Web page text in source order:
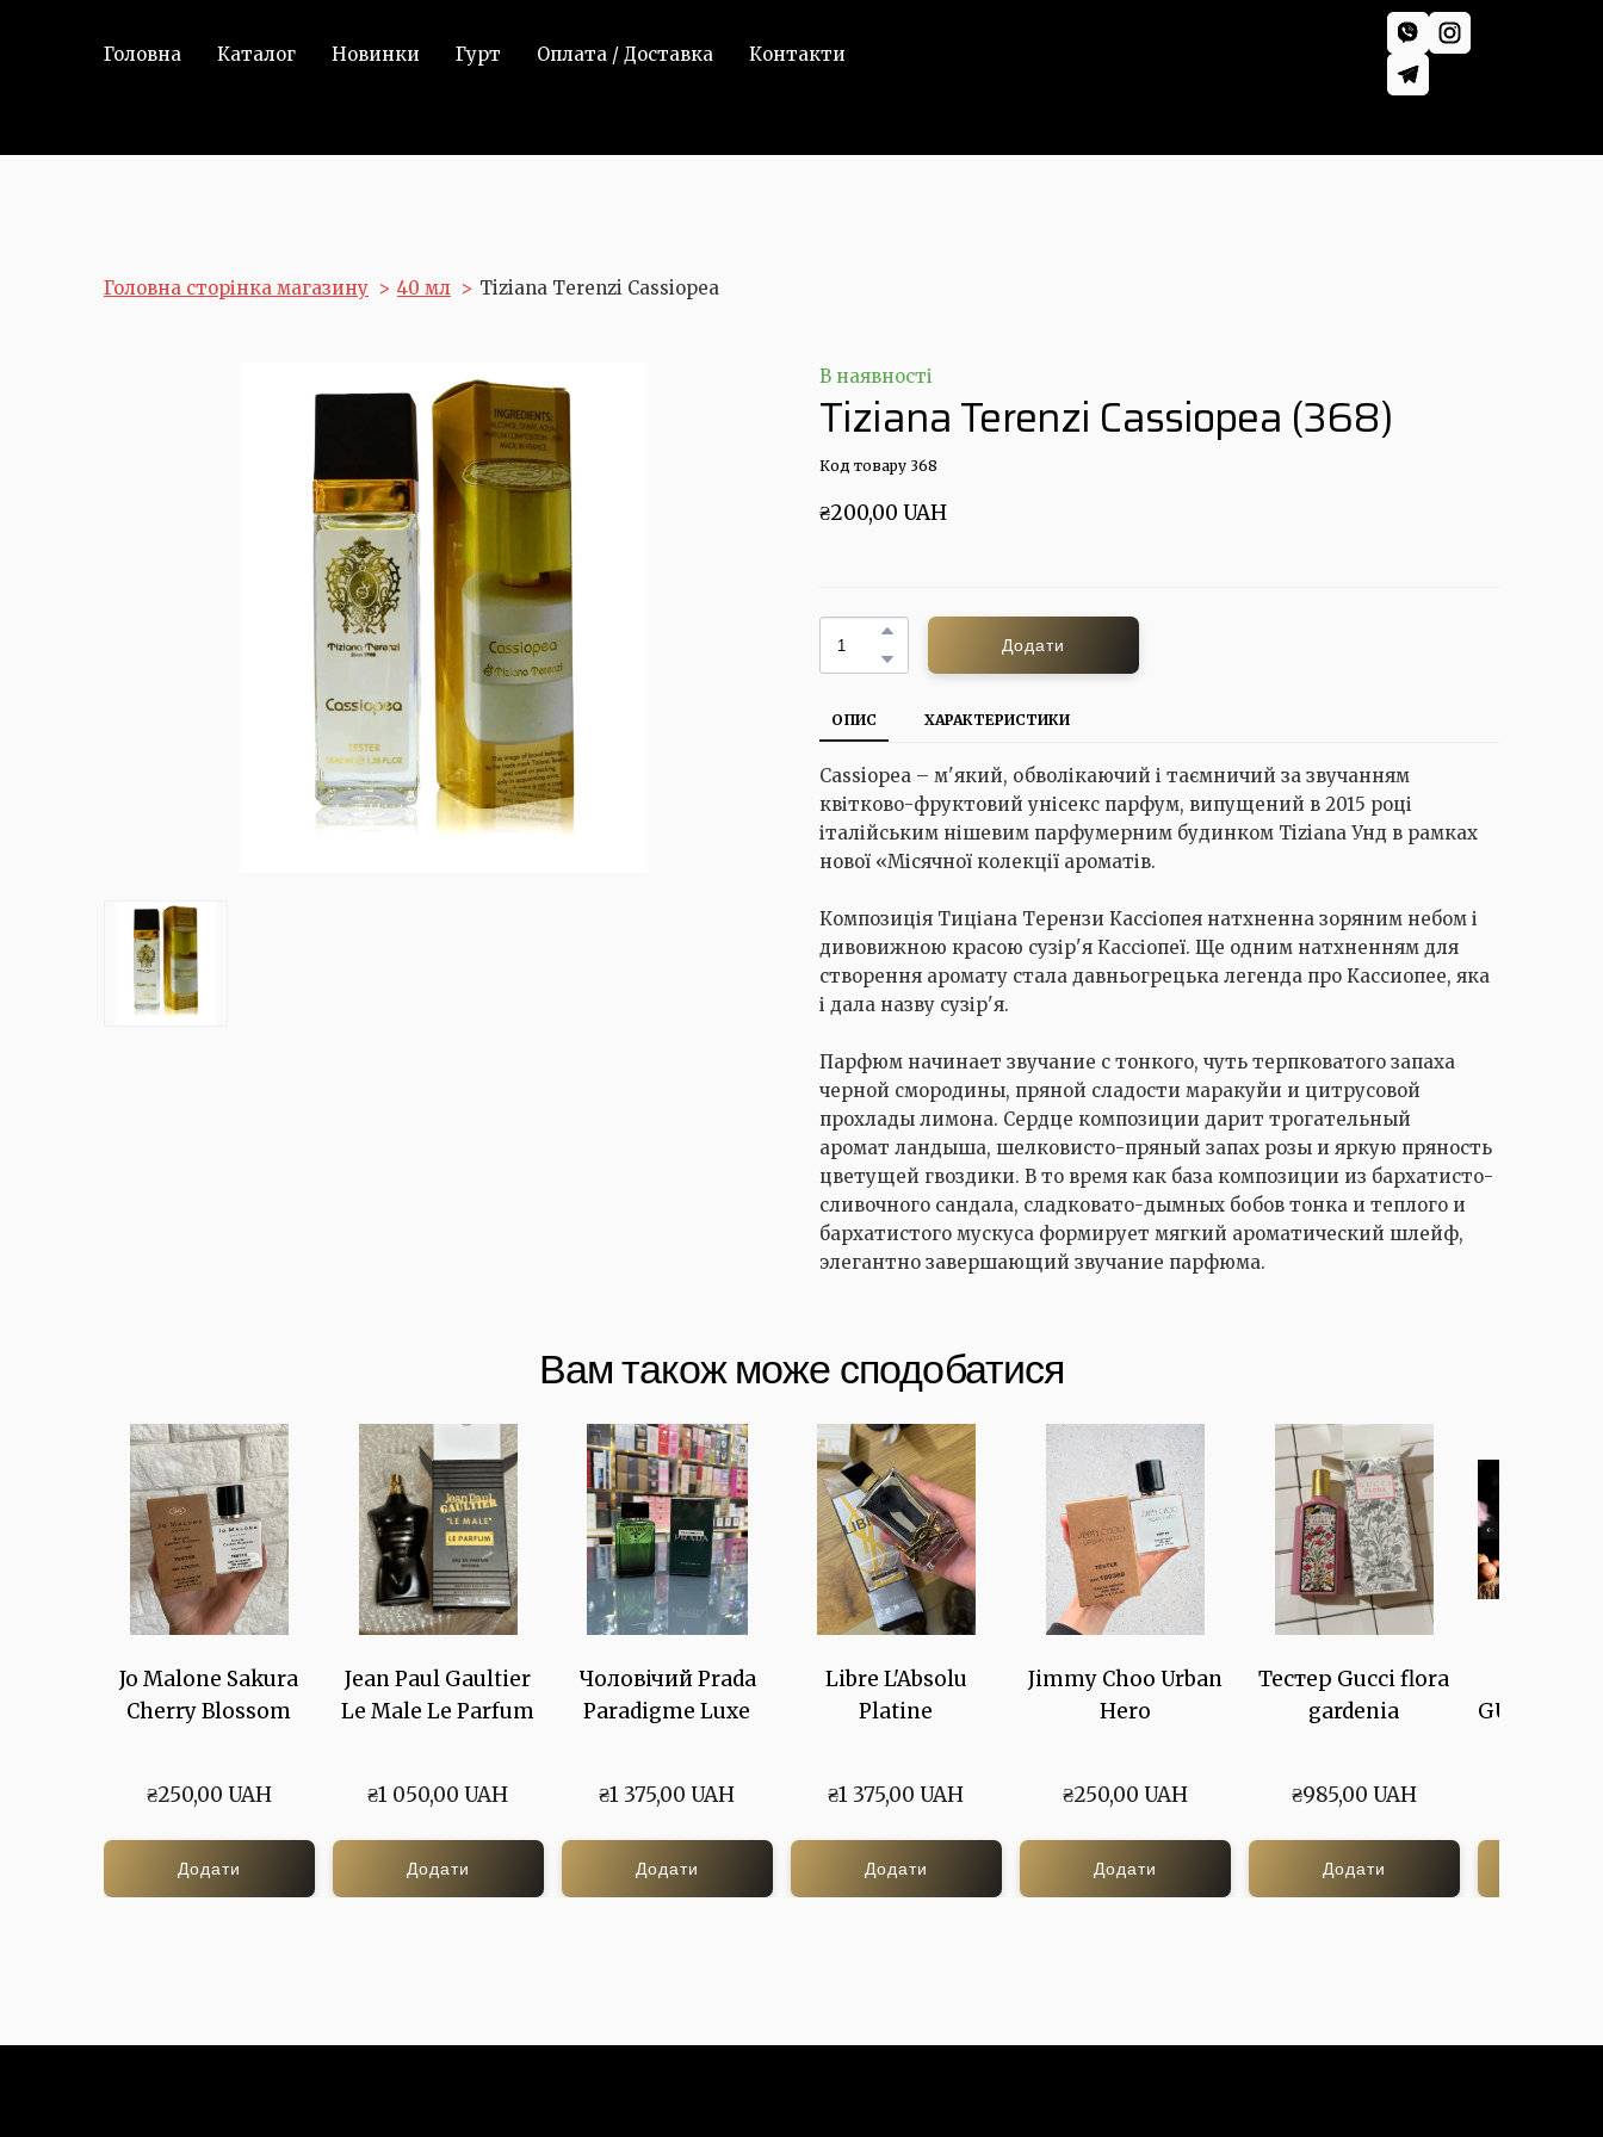
Головна Каталог Новинки Гурт Оплата / Доставка Контакти
Головна сторінка магазину 40 мл Tiziana Terenzi Cassiopea
В наявності
Tiziana Terenzi Cassiopea (368)
Код товару 368
₴200,00 UAH
Додати
ОПИС ХАРАКТЕРИСТИКИ
Cassiopea – м'який, обволікаючий і таємничий за звучанням
квітково-фруктовий унісекс парфум, випущений в 2015 році
італійським нішевим парфумерним будинком Tiziana Унд в рамках
нової «Місячної колекції ароматів.
Композиція Тиціана Терензи Кассіопея натхненна зоряним небом і
дивовижною красою сузір'я Кассіопеї. Ще одним натхненням для
створення аромату стала давньогрецька легенда про Кассиопее, яка
і дала назву сузір'я.
Парфюм начинает звучание с тонкого, чуть терпковатого запаха
черной смородины, пряной сладости маракуйи и цитрусовой
прохлады лимона. Сердце композиции дарит трогательный
аромат ландыша, шелковисто-пряный запах розы и яркую пряность
цветущей гвоздики. В то время как база композиции из бархатисто-
сливочного сандала, сладковато-дымных бобов тонка и теплого и
бархатистого мускуса формирует мягкий ароматический шлейф,
элегантно завершающий звучание парфюма.
Вам також може сподобатися
Jo Malone Sakura
Cherry Blossom
₴250,00 UAH
Додати
Jean Paul Gaultier
Le Male Le Parfum
₴1 050,00 UAH
Додати
Чоловічий Prada
Paradigme Luxe
₴1 375,00 UAH
Додати
Libre L'Absolu
Platine
₴1 375,00 UAH
Додати
Jimmy Choo Urban
Hero
₴250,00 UAH
Додати
Тестер Gucci flora
gardenia
₴985,00 UAH
Додати